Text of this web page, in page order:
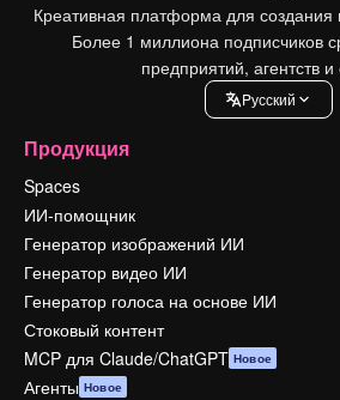
Креативная платформа для
Более 1 миллиона подписчиков
предприятий, агентств и
Pусский
Продукция
Spaces
ИИ-помощник
Генератор изображений ИИ
Генератор видео ИИ
Генератор голоса на основе ИИ
Стоковый контент
MCP для Claude/ChatGPT Новое
Агенты Новое